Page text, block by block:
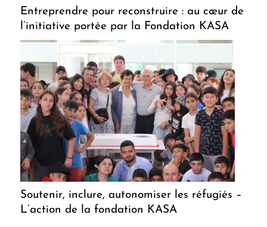
Entreprendre pour reconstruire : au cœur de
l’initiative portée par la Fondation KASA
Soutenir, inclure, autonomiser les réfugiés –
L’action de la fondation KASA